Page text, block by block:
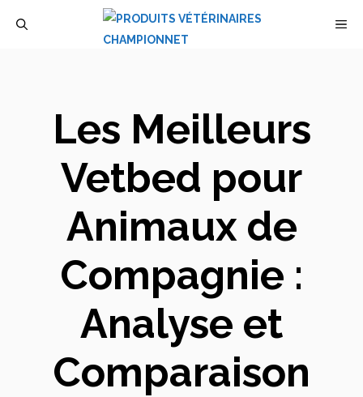
Les Meilleurs
Vetbed pour
Animaux de
Compagnie :
Analyse et
Comparaison